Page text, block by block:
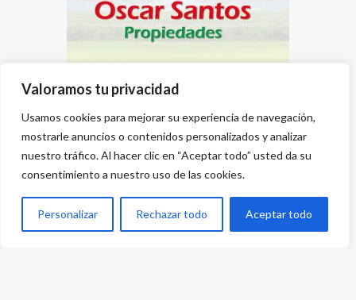
Valoramos tu privacidad
Usamos cookies para mejorar su experiencia de navegación,
mostrarle anuncios o contenidos personalizados y analizar
nuestro tráfico. Al hacer clic en “Aceptar todo” usted da su
consentimiento a nuestro uso de las cookies.
Personalizar Rechazar todo Aceptar todo